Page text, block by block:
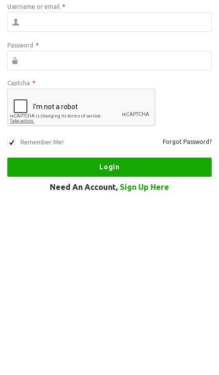
Username or email *
Password *
Captcha *
Remember Me! Forgot Password?
Need An Account, Sign Up Here